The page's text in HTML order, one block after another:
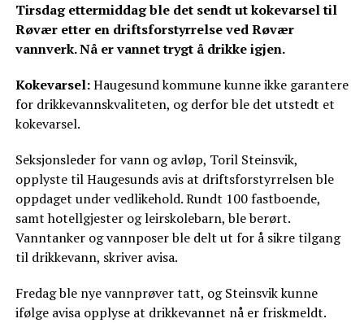
Tirsdag ettermiddag ble det sendt ut kokevarsel til
Røvær etter en driftsforstyrrelse ved Røvær
vannverk. Nå er vannet trygt å drikke igjen.
Kokevarsel:Haugesund kommune kunne ikke garantere
for drikkevannskvaliteten, og derfor ble det utstedt et
kokevarsel.
Seksjonsleder for vann og avløp, Toril Steinsvik,
opplyste til Haugesunds avis at driftsforstyrrelsen ble
oppdaget under vedlikehold. Rundt 100 fastboende,
samt hotellgjester og leirskolebarn, ble berørt.
Vanntanker og vannposer ble delt ut for å sikre tilgang
til drikkevann, skriver avisa.
Fredag ble nye vannprøver tatt, og Steinsvik kunne
ifølge avisa opplyse at drikkevannet nå er friskmeldt.